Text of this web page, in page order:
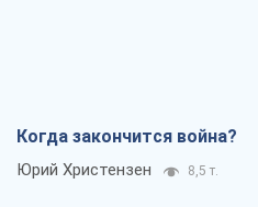
Когда закончится война?
Юрий Христензен 8,5 т.